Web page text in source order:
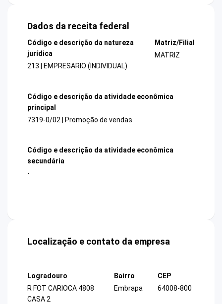
Dados da receita federal
Código e descrição da natureza
jurídica
213 | EMPRESARIO (INDIVIDUAL)
Matriz/Filial
MATRIZ
Código e descrição da atividade econômica
principal
7319-0/02 | Promoção de vendas
Código e descrição da atividade econômica
secundária
-
Localização e contato da empresa
Logradouro
R FOT CARIOCA 4808
CASA 2
Bairro
Embrapa
CEP
64008-800